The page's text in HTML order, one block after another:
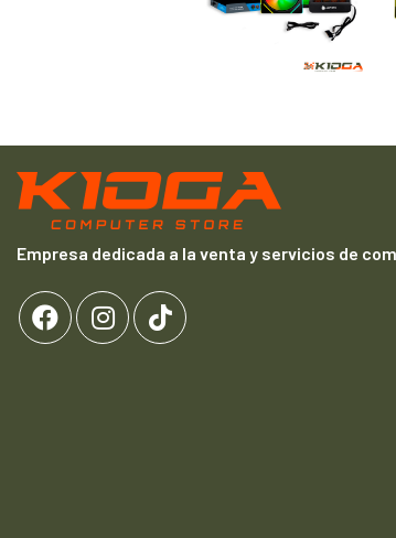
Empresa dedicada a la venta y servicios de